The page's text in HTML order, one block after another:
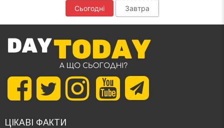
Сьогодні Завтра
ЦІКАВІ ФАКТИ